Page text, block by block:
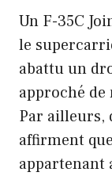
Un F-35C
le
abattu un
approché de
Par ailleurs,
affirment
appartenant